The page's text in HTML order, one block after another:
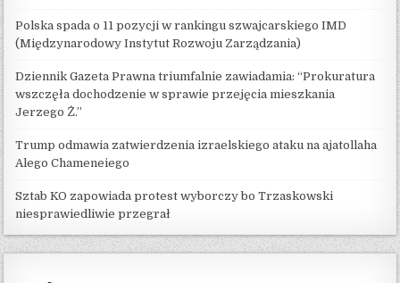
Polska spada o 11 pozycji w rankingu szwajcarskiego IMD
(Międzynarodowy Instytut Rozwoju Zarządzania)
Dziennik Gazeta Prawna triumfalnie zawiadamia: “Prokuratura
wszczęła dochodzenie w sprawie przejęcia mieszkania
Jerzego Ż.”
Trump odmawia zatwierdzenia izraelskiego ataku na ajatollaha
Alego Chameneiego
Sztab KO zapowiada protest wyborczy bo Trzaskowski
niesprawiedliwie przegrał